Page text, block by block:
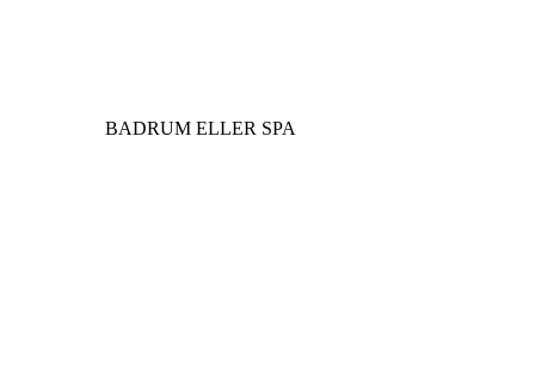
BADRUM ELLER SPA